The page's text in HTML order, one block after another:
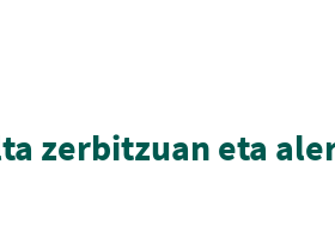
zerbitzuan eta